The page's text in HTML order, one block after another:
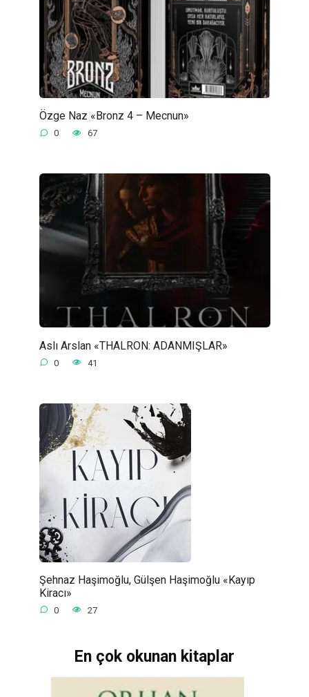
Özge Naz «Bronz 4 – Mecnun»
0 67
Aslı Arslan «THALRON: ADANMIŞLAR»
0 41
Şehnaz Haşimoğlu, Gülşen Haşimoğlu «Kayıp
Kiracı»
0 27
En çok okunan kitaplar